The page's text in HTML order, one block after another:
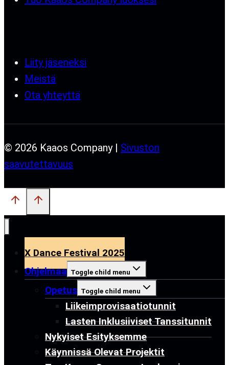
Liity jäseneksi
Meistä
Ota yhteyttä
© 2026 Kaaos Company | Sivuston
saavutettavuus
X Dance Festival 2025
Ohjelmaa Toggle child menu
Opetus Toggle child menu
Liikeimprovisaatiotunnit
Lasten Inklusiiviset Tanssitunnit
Nykyiset Esityksemme
Käynnissä Olevat Projektit